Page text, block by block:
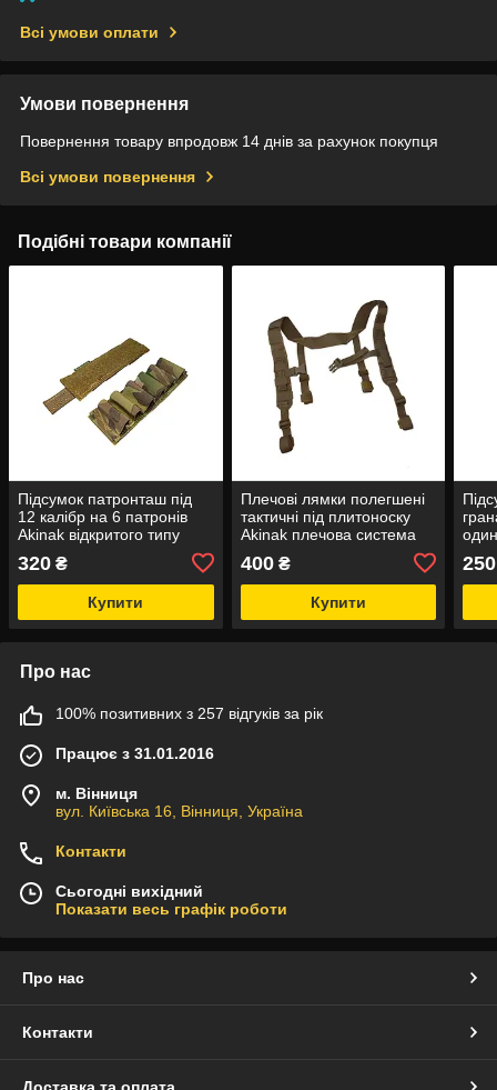
Всі умови оплати
Умови повернення
Повернення товару впродовж 14 днів за рахунок покупця
Всі умови повернення
Подібні товари компанії
Підсумок патронташ під
12 калібр на 6 патронів
Akinak відкритого типу
Velcro /MOLLE
320 ₴
Купити
Плечові лямки полегшені
тактичні під плитоноску
Akinak плечова система
полегшена тип 2 MOLLE
400₴
Купити
250
Про нас
100% позитивних з 257 відгуків за рік
Працює з 31.01.2016
м. Вінниця
вул. Київська 16, Вінниця, Україна
Контакти
Сьогодні вихідний
Показати весь графік роботи
Про нас
Контакти
Доставка та оплата